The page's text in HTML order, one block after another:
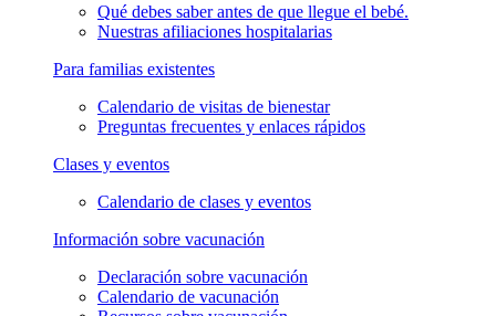
Qué debes saber antes de que llegue el bebé.
Nuestras afiliaciones hospitalarias
Para familias existentes
Calendario de visitas de bienestar
Preguntas frecuentes y enlaces rápidos
Clases y eventos
Calendario de clases y eventos
Información sobre vacunación
Declaración sobre vacunación
Calendario de vacunación